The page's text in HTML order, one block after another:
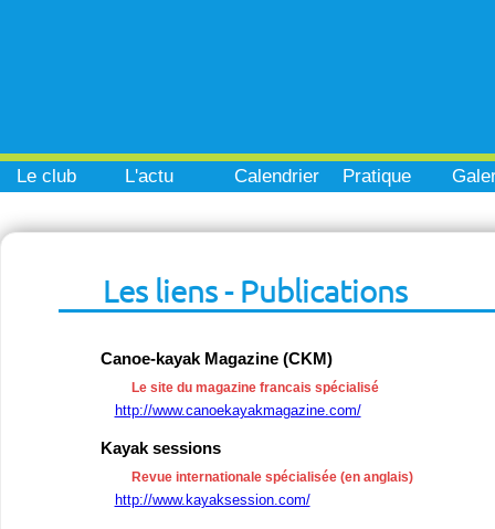
Le club L'actu Calendrier Pratique
Les liens - Publications
Canoe-kayak Magazine (CKM)
Le site du magazine francais spécialisé
http://www.canoekayakmagazine.com/
Kayak sessions
Revue internationale spécialisée (en anglais)
http://www.kayaksession.com/